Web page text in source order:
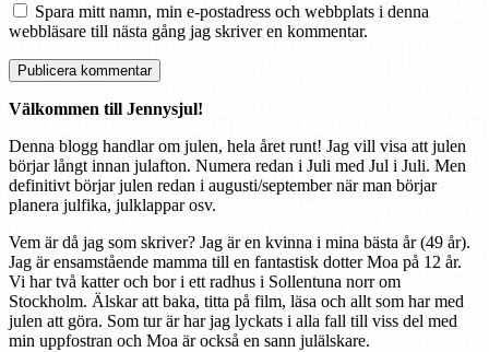
Spara mitt namn, min e-postadress och webbplats i denna
webbläsare till nästa gång jag skriver en kommentar.
Välkommen till Jennysjul!
Denna blogg handlar om julen, hela året runt! Jag vill visa att julen
börjar långt innan julafton. Numera redan i Juli med Jul i Juli. Men
definitivt börjar julen redan i augusti/september när man börjar
planera julfika, julklappar osv.
Vem är då jag som skriver? Jag är en kvinna i mina bästa år (49 år).
Jag är ensamstående mamma till en fantastisk dotter Moa på 12 år.
Vi har två katter och bor i ett radhus i Sollentuna norr om
Stockholm. Älskar att baka, titta på film, läsa och allt som har med
julen att göra. Som tur är har jag lyckats i alla fall till viss del med
min uppfostran och Moa är också en sann julälskare.